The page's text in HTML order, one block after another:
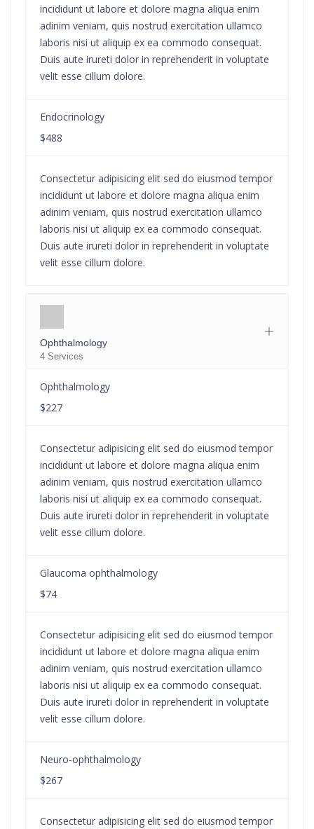
incididunt ut labore et dolore magna aliqua enim
adinim veniam, quis nostrud exercitation ullamco
laboris nisi ut aliquip ex ea commodo consequat.
Duis aute irureti dolor in reprehenderit in voluptate
velit esse cillum dolore.
Endocrinology
$488
Consectetur adipisicing elit sed do eiusmod tempor
incididunt ut labore et dolore magna aliqua enim
adinim veniam, quis nostrud exercitation ullamco
laboris nisi ut aliquip ex ea commodo consequat.
Duis aute irureti dolor in reprehenderit in voluptate
velit esse cillum dolore.
Ophthalmology
4 Services
Ophthalmology
$227
Consectetur adipisicing elit sed do eiusmod tempor
incididunt ut labore et dolore magna aliqua enim
adinim veniam, quis nostrud exercitation ullamco
laboris nisi ut aliquip ex ea commodo consequat.
Duis aute irureti dolor in reprehenderit in voluptate
velit esse cillum dolore.
Glaucoma ophthalmology
$74
Consectetur adipisicing elit sed do eiusmod tempor
incididunt ut labore et dolore magna aliqua enim
adinim veniam, quis nostrud exercitation ullamco
laboris nisi ut aliquip ex ea commodo consequat.
Duis aute irureti dolor in reprehenderit in voluptate
velit esse cillum dolore.
Neuro-ophthalmology
$267
Consectetur adipisicing elit sed do eiusmod tempor